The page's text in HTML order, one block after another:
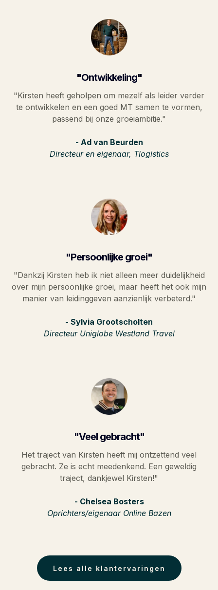
"Ontwikkeling"
"Kirsten heeft geholpen om mezelf als leider verder
te ontwikkelen en een goed MT samen te vormen,
passend bij onze groeiambitie."
- Ad van Beurden
Directeur en eigenaar, Tlogistics
"Persoonlijke groei"
"Dankzij Kirsten heb ik niet alleen meer duidelijkheid
over mijn persoonlijke groei, maar heeft het ook mijn
manier van leidinggeven aanzienlijk verbeterd."
- Sylvia Grootscholten
Directeur Uniglobe Westland Travel
"Veel gebracht"
Het traject van Kirsten heeft mij ontzettend veel
gebracht. Ze is echt meedenkend. Een geweldig
traject, dankjewel Kirsten!"
- Chelsea Bosters
Oprichters/eigenaar Online Bazen
Lees alle klantervaringen